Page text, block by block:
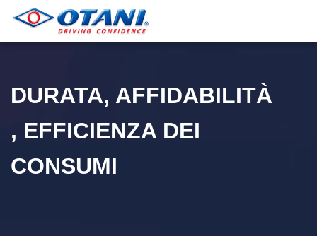
DURATA, AFFIDABILITÀ
, EFFICIENZA DEI
CONSUMI